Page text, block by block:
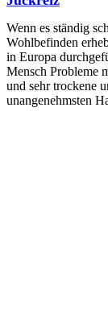
Wenn es ständig
Wohlbefinden
in Europa
Mensch Probleme
und sehr trockene
unangenehmsten